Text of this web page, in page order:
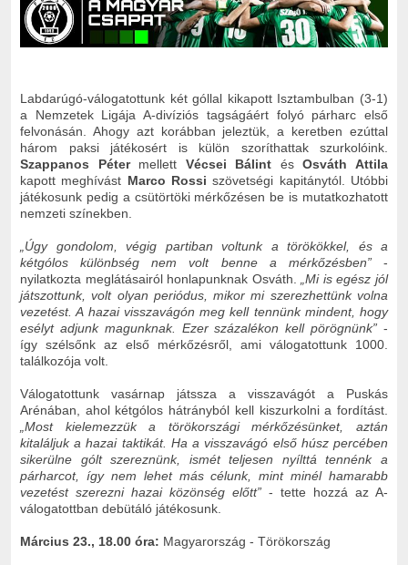
Labdarúgó-válogatottunk két góllal kikapott Isztambulban (3-1)
a Nemzetek Ligája A-divíziós tagságáért folyó párharc első
felvonásán. Ahogy azt korábban jeleztük, a keretben ezúttal
három paksi játékosért is külön szoríthattak szurkolóink.
Szappanos Pétermellett Vécsei Bálint ésOsváth Attila
kapott meghívást Marco Rossi szövetségi kapitánytól. Utóbbi
játékosunk pedig a csütörtöki mérkőzésen be is mutatkozhatott
nemzeti színekben.
„Úgy gondolom, végig partiban voltunk a törökökkel, és a
kétgólos különbség nem volt benne a mérkőzésben”-
nyilatkozta meglátásairól honlapunknak Osváth.
„Mi is egész jól
játszottunk, volt olyan periódus, mikor mi szerezhettünk volna
vezetést. A hazai visszavágón meg kell tennünk mindent, hogy
esélyt adjunk magunknak. Ezer százalékon kell pörögnünk” -
így szélsőnk az első mérkőzésről, ami válogatottunk 1000.
találkozója volt.
Válogatottunk vasárnap játssza a visszavágót a Puskás
Arénában, ahol kétgólos hátrányból kell kiszurkolni a fordítást.
„Most kielemezzük a törökországi mérkőzésünket, aztán
kitaláljuk a hazai taktikát. Ha a visszavágó első húsz percében
sikerülne gólt szereznünk, ismét teljesen nyílttá tennénk a
párharcot, így nem lehet más célunk, mint minél hamarabb
vezetést szerezni hazai közönség előtt” - tette hozzá az A-
válogatottban debütáló játékosunk.
Március 23., 18.00 óra: Magyarország - Törökország